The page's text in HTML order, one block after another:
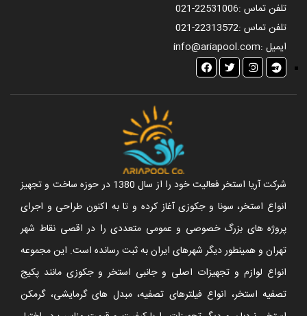
تلفن تماس :021-22531006
تلفن تماس :021-22313572
ایمیل :info@ariapool.com
شرکت آریا استخر فعالیت خود را از سال 1380 در حوزه ساخت و تجهیز
انواع استخر، سونا و جکوزی آغاز کرده و تا به اکنون طراحی و اجرای
پروژه های بزرگ خصوصی و عمومی متعددی را در اقصی نقاط شهر
تهران و همینطور دیگر شهرهای ایران به ثبت رسانده است. این مجموعه
انواع لوازم و تجهیزات اصلی و جانبی استخر و جکوزی مانند پکیج
تصفیه استخر، انواع فیلترهای تصفیه، مبدل های گرمایشی، گرمکن